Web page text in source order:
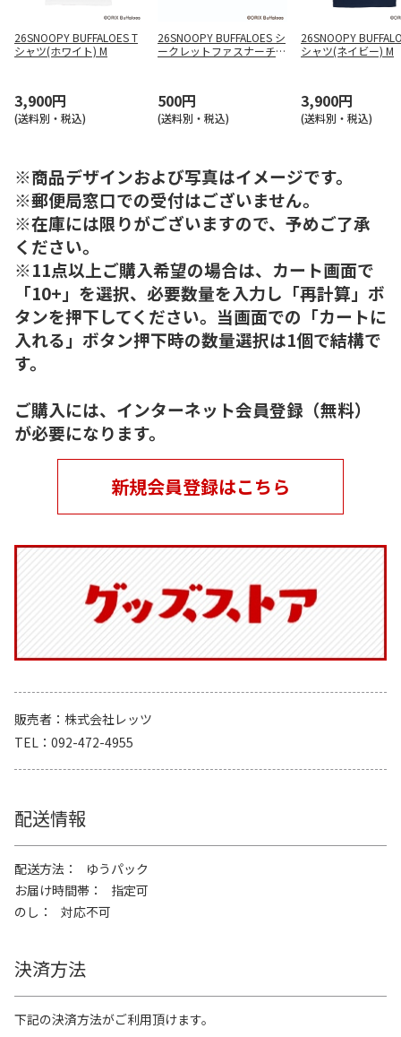
26SNOOPY BUFFALOES T
シャツ(ホワイト) M
3,900円
(送料別・税込)
26SNOOPY BUFFALOES シ
ークレットファスナーチャ
500円
(送料別・税込)
26SNOOPY
シャツ(ネイビー) M
3,900円
(送料別・税込)
※商品デザインおよび写真はイメージです。
※郵便局窓口での受付はございません。
※在庫には限りがございますので、予めご了承
ください。
※11点以上ご購入希望の場合は、カート画面で
「10+」を選択、必要数量を入力し「再計算」ボ
タンを押下してください。当画面での「カートに
入れる」ボタン押下時の数量選択は1個で結構で
す。
ご購入には、インターネット会員登録（無料）
が必要になります。
新規会員登録はこちら
販売者
株式会社レッツ
TEL
092-472-4955
配送情報
配送方法
ゆうパック
お届け時間帯
指定可
のし
対応不可
決済方法
下記の決済方法がご利用頂けます。